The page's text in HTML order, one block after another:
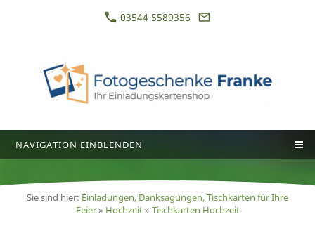
03544 5589356
NAVIGATION EINBLENDEN
Sie sind hier: Einladungen, Danksagungen, Tischkarten für Ihre
Feier» Hochzeit» Tischkarten Hochzeit